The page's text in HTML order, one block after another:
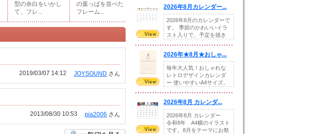
型の余白をいかし
て、フレ...
の葉っぱを並べた
フレーム...
JOYSOUND さん
2019/03/07 14:12
pia2006 さん
2013/08/30 10:53
2026年8月カレンダー...
2026年8月のカレンダーで
す。 季節のかわいいイラ
スト入りで、予定を描き
2026年★8月★おしゃ...
毎年大人気！おしゃれな
レトロデザインカレンダ
ー 使いやすいA4サイズ。
2026年8月 カレンダ...
2026年8月 カレンダー
令和8年 A4横のイラスト
です。8月をテーマにお祭